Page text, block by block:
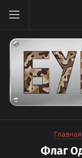
Главная
Флаг